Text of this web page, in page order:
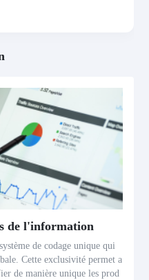
de l'information
de codage unique qui
Cette exclusivité permet a
de manière unique les prod